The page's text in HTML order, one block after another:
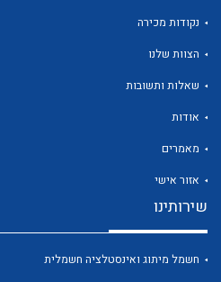
נקודות מכירה
הצוות שלנו
שאלות ותשובות
אודות
מאמרים
אזור אישי
שירותינו
חשמל מיתוג ואינסטלציה חשמלית